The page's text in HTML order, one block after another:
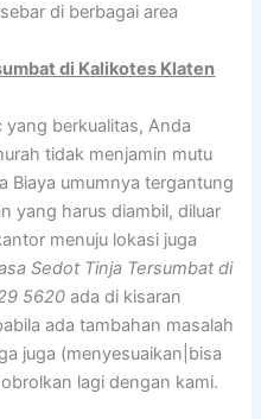
di berbagai area
di Kalikotes Klaten
berkualitas, Anda
tidak menjamin mutu
Biaya umumnya tergantung
yang harus diambil, diluar
menuju lokasi juga
Sedot Tinja Tersumbat di
5620 ada di kisaran
ada tambahan masalah
juga (menyesuaikan|bisa
lagi dengan kami.